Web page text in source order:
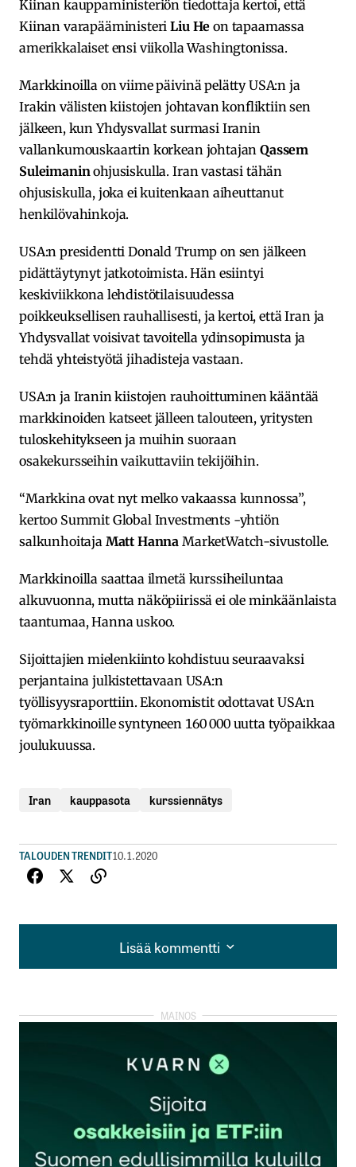
Kiinan kauppaministeriön tiedottaja kertoi, että
Kiinan varapääministeriLiu He on tapaamassa
amerikkalaiset ensi viikolla Washingtonissa.
Markkinoilla on viime päivinä pelätty USA:n ja
Irakin välisten kiistojen johtavan konfliktiin sen
jälkeen, kun Yhdysvallat surmasi Iranin
vallankumouskaartin korkean johtajanQassem
Suleimaninohjusiskulla. Iran vastasi tähän
ohjusiskulla, joka ei kuitenkaan aiheuttanut
henkilövahinkoja.
USA:n presidentti Donald Trump on sen jälkeen
pidättäytynyt jatkotoimista. Hän esiintyi
keskiviikkona lehdistötilaisuudessa
poikkeuksellisen rauhallisesti, ja kertoi, että Iran ja
Yhdysvallat voisivat tavoitella ydinsopimusta ja
tehdä yhteistyötä jihadisteja vastaan.
USA:n ja Iranin kiistojen rauhoittuminen kääntää
markkinoiden katseet jälleen talouteen, yritysten
tuloskehitykseen ja muihin suoraan
osakekursseihin vaikuttaviin tekijöihin.
“Markkina ovat nyt melko vakaassa kunnossa”,
kertoo Summit Global Investments -yhtiön
salkunhoitaja Matt Hanna MarketWatch-sivustolle.
Markkinoilla saattaa ilmetä kurssiheiluntaa
alkuvuonna, mutta näköpiirissä ei ole minkäänlaista
taantumaa, Hanna uskoo.
Sijoittajien mielenkiinto kohdistuu seuraavaksi
perjantaina julkistettavaan USA:n
työllisyysraporttiin. Ekonomistit odottavat USA:n
työmarkkinoille syntyneen 160 000 uutta työpaikkaa
joulukuussa.
Iran kauppasota kurssiennätys
TALOUDEN TRENDIT10.1.2020
Lisää kommentti
Lisää kommentti
kirjautua
rekisteröityä